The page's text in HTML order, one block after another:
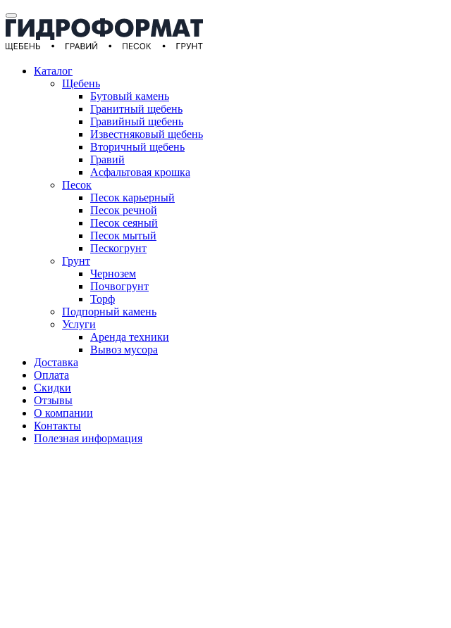
Каталог
Щебень
Бутовый камень
Гранитный щебень
Гравийный щебень
Известняковый щебень
Вторичный щебень
Гравий
Асфальтовая крошка
Песок
Песок карьерный
Песок речной
Песок сеяный
Песок мытый
Пескогрунт
Грунт
Чернозем
Почвогрунт
Торф
Подпорный камень
Услуги
Аренда техники
Вывоз мусора
Доставка
Оплата
Скидки
Отзывы
О компании
Контакты
Полезная информация